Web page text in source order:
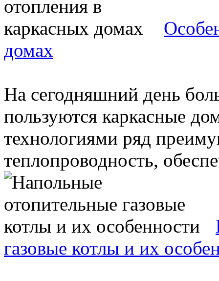
домах
На сегодняшний день
пользуются каркасные
технологиями ряд
теплопроводность,
газовые котлы и их